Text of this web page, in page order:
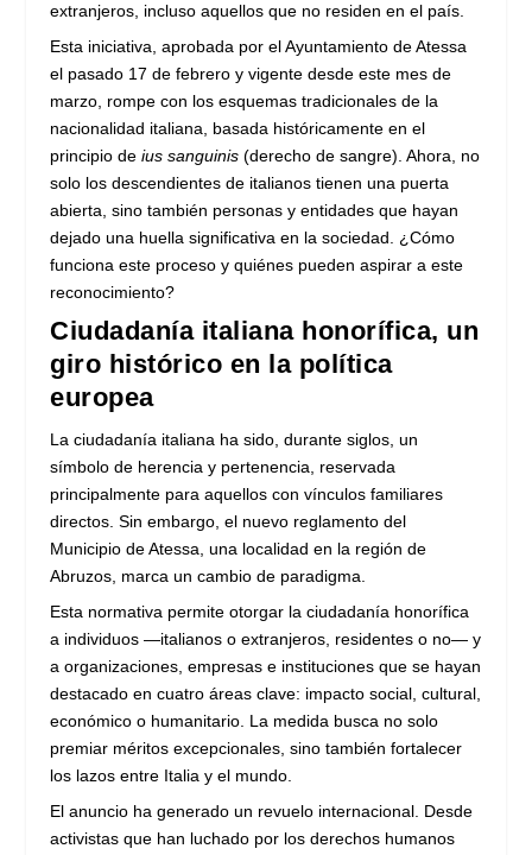
extranjeros, incluso aquellos que no residen en el país.
Esta iniciativa, aprobada por el Ayuntamiento de Atessa
el pasado 17 de febrero y vigente desde este mes de
marzo, rompe con los esquemas tradicionales de la
nacionalidad italiana, basada históricamente en el
principio deius sanguinis(derecho de sangre). Ahora, no
solo los descendientes de italianos tienen una puerta
abierta, sino también personas y entidades que hayan
dejado una huella significativa en la sociedad. ¿Cómo
funciona este proceso y quiénes pueden aspirar a este
reconocimiento?
Ciudadanía italiana honorífica, un
giro histórico en la política
europea
La ciudadanía italiana ha sido, durante siglos, un
símbolo de herencia y pertenencia, reservada
principalmente para aquellos con vínculos familiares
directos. Sin embargo, el nuevo reglamento del
Municipio de Atessa, una localidad en la región de
Abruzos, marca un cambio de paradigma.
Esta normativa permite otorgar la ciudadanía honorífica
a individuos —italianos o extranjeros, residentes o no— y
a organizaciones, empresas e instituciones que se hayan
destacado en cuatro áreas clave: impacto social, cultural,
económico o humanitario. La medida busca no solo
premiar méritos excepcionales, sino también fortalecer
los lazos entre Italia y el mundo.
El anuncio ha generado un revuelo internacional. Desde
activistas que han luchado por los derechos humanos